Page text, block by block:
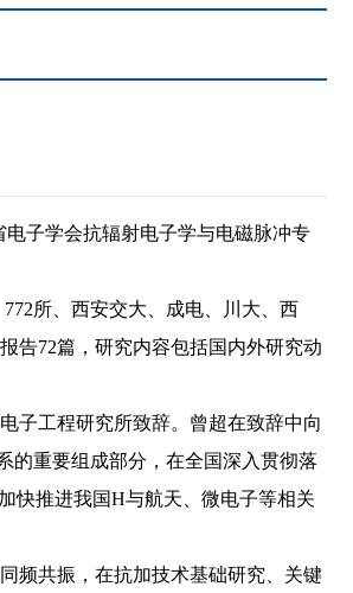
子学会抗辐射电子学与电磁脉冲专
772所、西安交大、成电、川大、西
告72篇，研究内容包括国内外研究动
子工程研究所致辞。曾超在致辞中向
的重要组成部分，在全国深入贯彻落
快推进我国H与航天、微电子等相关
频共振，在抗加技术基础研究、关键